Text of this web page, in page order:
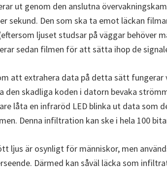
ut genom den anslutna
sekund. Den som ska ta emot läckan
ljuset studsar på väggar behöver
sedan filmen för att sätta ihop de
att extrahera data på detta sätt fungerar
den skadliga koden i datorn bevaka
låta en infraröd LED blinka ut data som
Denna infiltration kan ske i hela 100
ljus är osynligt för människor, men
Därmed kan såväl läcka som